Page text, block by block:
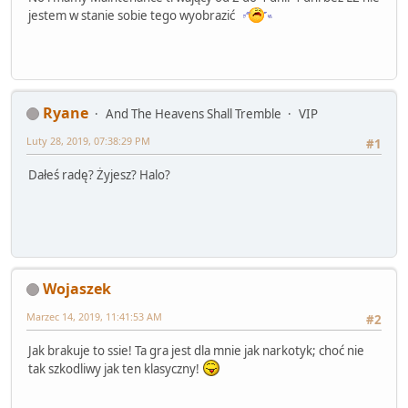
jestem w stanie sobie tego wyobrazić
Ryane And The Heavens Shall Tremble
VIP
#1
Luty 28, 2019, 07:38:29 PM
Dałeś radę? Żyjesz? Halo?
Wojaszek
#2
Marzec 14, 2019, 11:41:53 AM
Jak brakuje to ssie! Ta gra jest dla mnie jak narkotyk; choć nie
tak szkodliwy jak ten klasyczny!